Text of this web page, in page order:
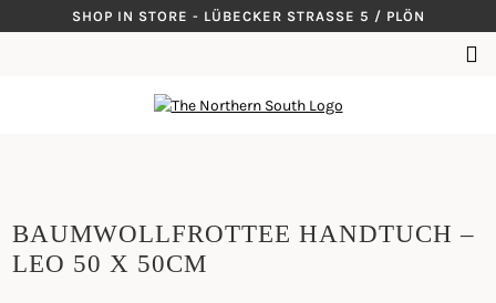
to
SHOP IN STORE - LÜBECKER STRASSE 5 / PLÖN
SUCHEN
BAUMWOLLFROTTEE HANDTUCH –
LEO 50 X 50CM